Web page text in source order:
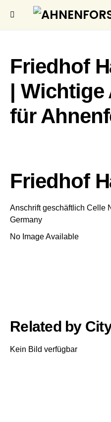
Friedhof
| Wichtige
für
Friedhof
Anschrift geschäftlich Celle
Germany
No Image Available
Related by
Kein Bild verfügbar